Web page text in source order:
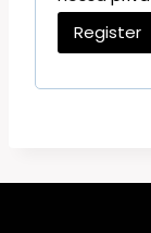
Register